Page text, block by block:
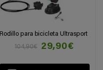
Rodillo para bicicleta Ultrasport
104,90€
29,90€